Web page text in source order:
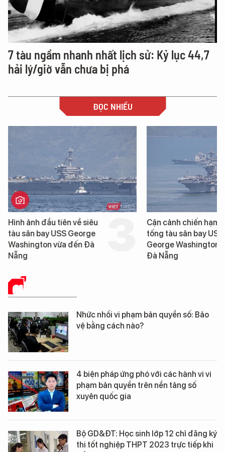
7 tàu ngầm nhanh nhất lịch sử: Kỷ lục 44,7
hải lý/giờ vẫn chưa bị phá
ĐỌC NHIỀU
Hình ảnh đầu tiên về siêu
tàu sân bay USS George
Washington vừa đến Đà
Nẵng
Cận cảnh chiến hạm
tống tàu sân bay USS
George Washington
Đà Nẵng
GIẢI PHÁP SỐ
Nhức nhối vi phạm bản quyền số: Bảo
vệ bằng cách nào?
4 biện pháp ứng phó với các hành vi vi
phạm bản quyền trên nền tảng số
xuyên quốc gia
Bộ GD&ĐT: Học sinh lớp 12 chỉ đăng ký
thi tốt nghiệp THPT 2023 trực tiếp khi